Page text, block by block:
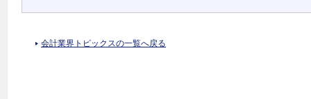
会計業界トピックスの一覧へ戻る